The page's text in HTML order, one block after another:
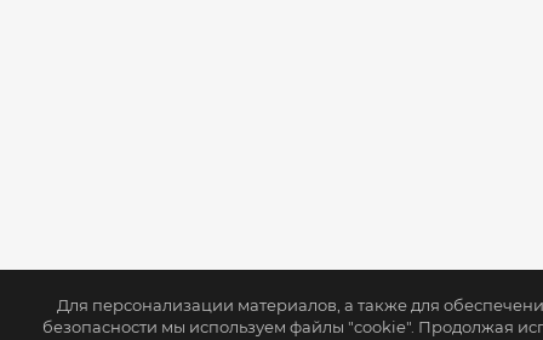
Для персонализации материалов, а также для
безопасности мы используем файлы "cookie". Продолжая